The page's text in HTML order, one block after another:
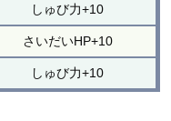
しゅび力+10
さいだいHP+10
しゅび力+10